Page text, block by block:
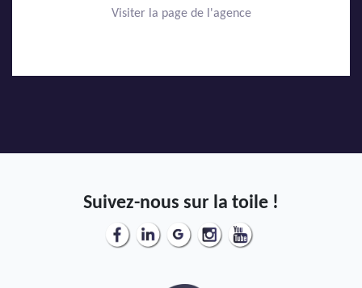
Visiter la page de l'agence
Suivez-nous sur la toile !